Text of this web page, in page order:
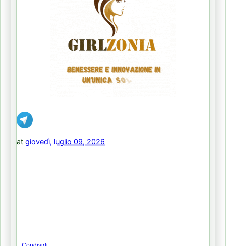
at giovedì, luglio 09, 2026